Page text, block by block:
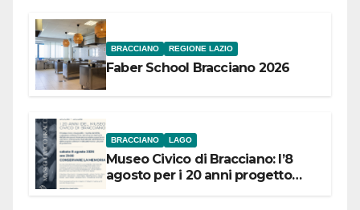
BRACCIANO REGIONE LAZIO
Faber School Bracciano 2026
BRACCIANO LAGO
Museo Civico di Bracciano: l’8
agosto per i 20 anni progetto